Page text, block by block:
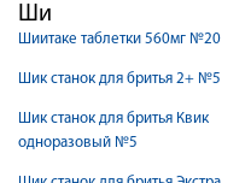
Ши
Шиитаке таблетки 560мг №20
Шик станок для бритья 2+ №5
Шик станок для бритья Квик
одноразовый №5